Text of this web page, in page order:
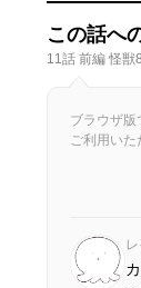
この話へ
11話 前編 怪獣
ブラウザ
ご利用い